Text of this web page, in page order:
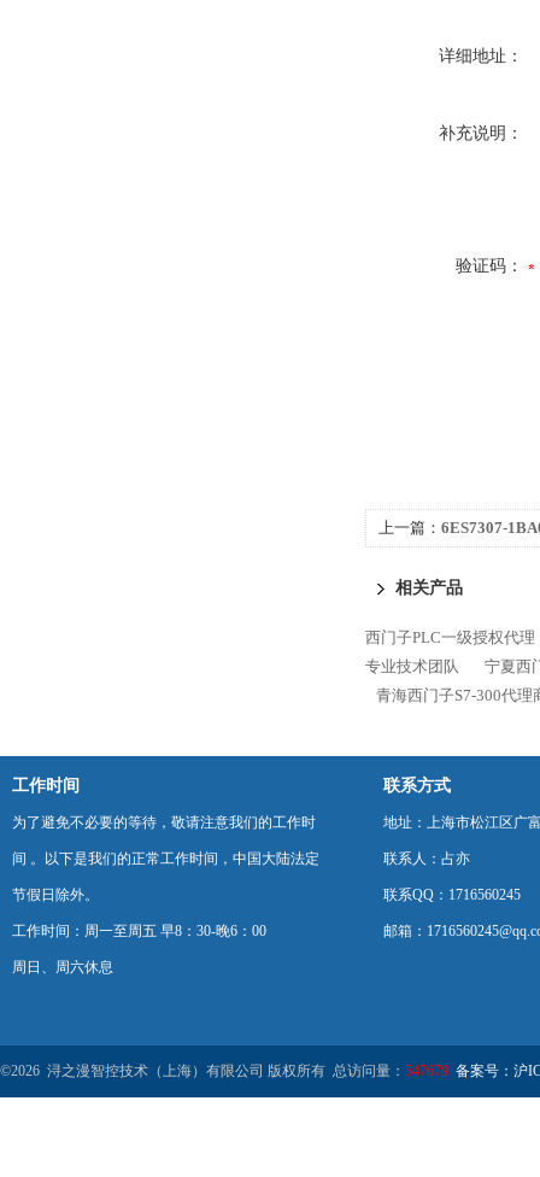
详细地址：
补充说明：
验证码：
上一篇： 6ES7307-
相关产品
西门子PLC一级授权代理
专业技术团队
宁夏西
青海西门子S7-300代理
工作时间
为了避免不必要的等待，敬请注意我们的工作时
间 。以下是我们的正常工作时间，中国大陆法定
节假日除外。
工作时间：周一至周五 早8：30-晚6：00
周日、周六休息
联系方式
地址：上海市松江区广
联系人：占亦
联系QQ：1716560245
邮箱：
©2026 浔之漫智控技术（上海）有限公司 版权所有 总访问量： 547679 备案号：沪